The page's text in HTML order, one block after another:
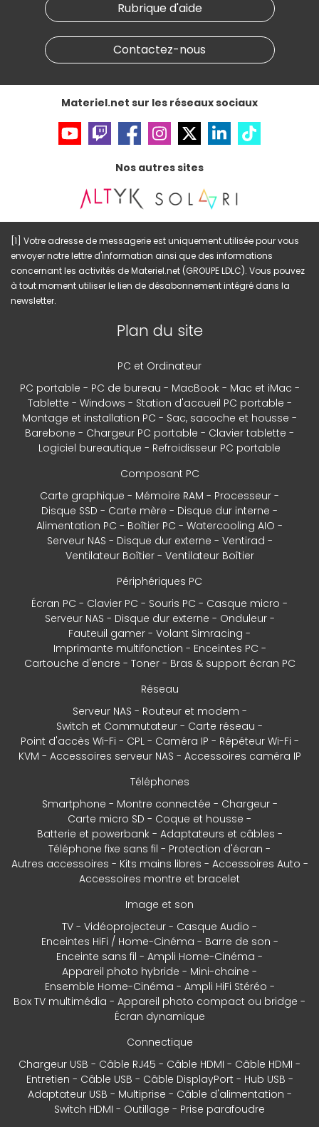
Materiel.net recrute
Notre programme d'affiliation
Partenariat & Sponsoring
Conditions générales de vente
Informations légales
Données personnellesetcookies
Accessibilité : non conforme
Rubrique d'aide
Contactez-nous
Materiel.net sur les réseaux sociaux
Nos autres sites
[1] Votre adresse de messagerie est uniquement utilisée pour vous
envoyer notre lettre d'information ainsi que des informations
concernant les activités de Materiel.net (GROUPE LDLC). Vous pouvez
à tout moment utiliser le lien de désabonnement intégré dans la
newsletter.
Plan du site
PC et Ordinateur
PC portable
PC de bureau MacBook
Mac et iMac
Tablette
Windows
Station d'accueil PC portable
Montage et installation PC
Sac, sacoche et housse
Barebone
Chargeur PC portable
Clavier tablette
Logiciel bureautique
Refroidisseur PC portable
Composant PC
Carte graphique
Mémoire RAM
Processeur
Disque SSD
Carte mère
Disque dur interne
Alimentation PC
Boîtier PC
Watercooling AIO
Serveur NAS
Disque dur externe
Ventirad
Ventilateur Boîtier
Ventilateur Boîtier
Périphériques PC
Écran PC
Clavier PC Souris PC
Casque micro
Serveur NAS
Disque dur externe
Onduleur
Fauteuil gamer
Volant Simracing
Imprimante multifonction
Enceintes PC
Cartouche d'encre
Toner
Bras & support écran PC
Réseau
Serveur NAS
Routeur et modem
Switch et Commutateur
Carte réseau
Point d'accès Wi-Fi
CPL Caméra IP
Répéteur Wi-Fi
KVM
Accessoires serveur NAS
Accessoires caméra IP
Téléphones
Smartphone
Montre connectée
Chargeur
Carte micro SD
Coque et housse
Batterie et powerbank
Adaptateurs et câbles
Téléphone fixe sans fil
Protection d'écran
Autres accessoires
Kits mains libres
Accessoires Auto
Accessoires montre et bracelet
Image et son
TV
Vidéoprojecteur
Casque Audio
Enceintes HiFi / Home-Cinéma
Barre de son
Enceinte sans fil
Ampli Home-Cinéma
Appareil photo hybride
Mini-chaine
Ensemble Home-Cinéma
Ampli HiFi Stéréo
Box TV multimédia
Appareil photo compact ou bridge
Écran dynamique
Connectique
Chargeur USB
Câble RJ45 Câble HDMI
Câble HDMI
Entretien
Câble USB Câble DisplayPort
Hub USB
Adaptateur USB
Multiprise
Câble d'alimentation
Switch HDMI
Outillage
Prise parafoudre